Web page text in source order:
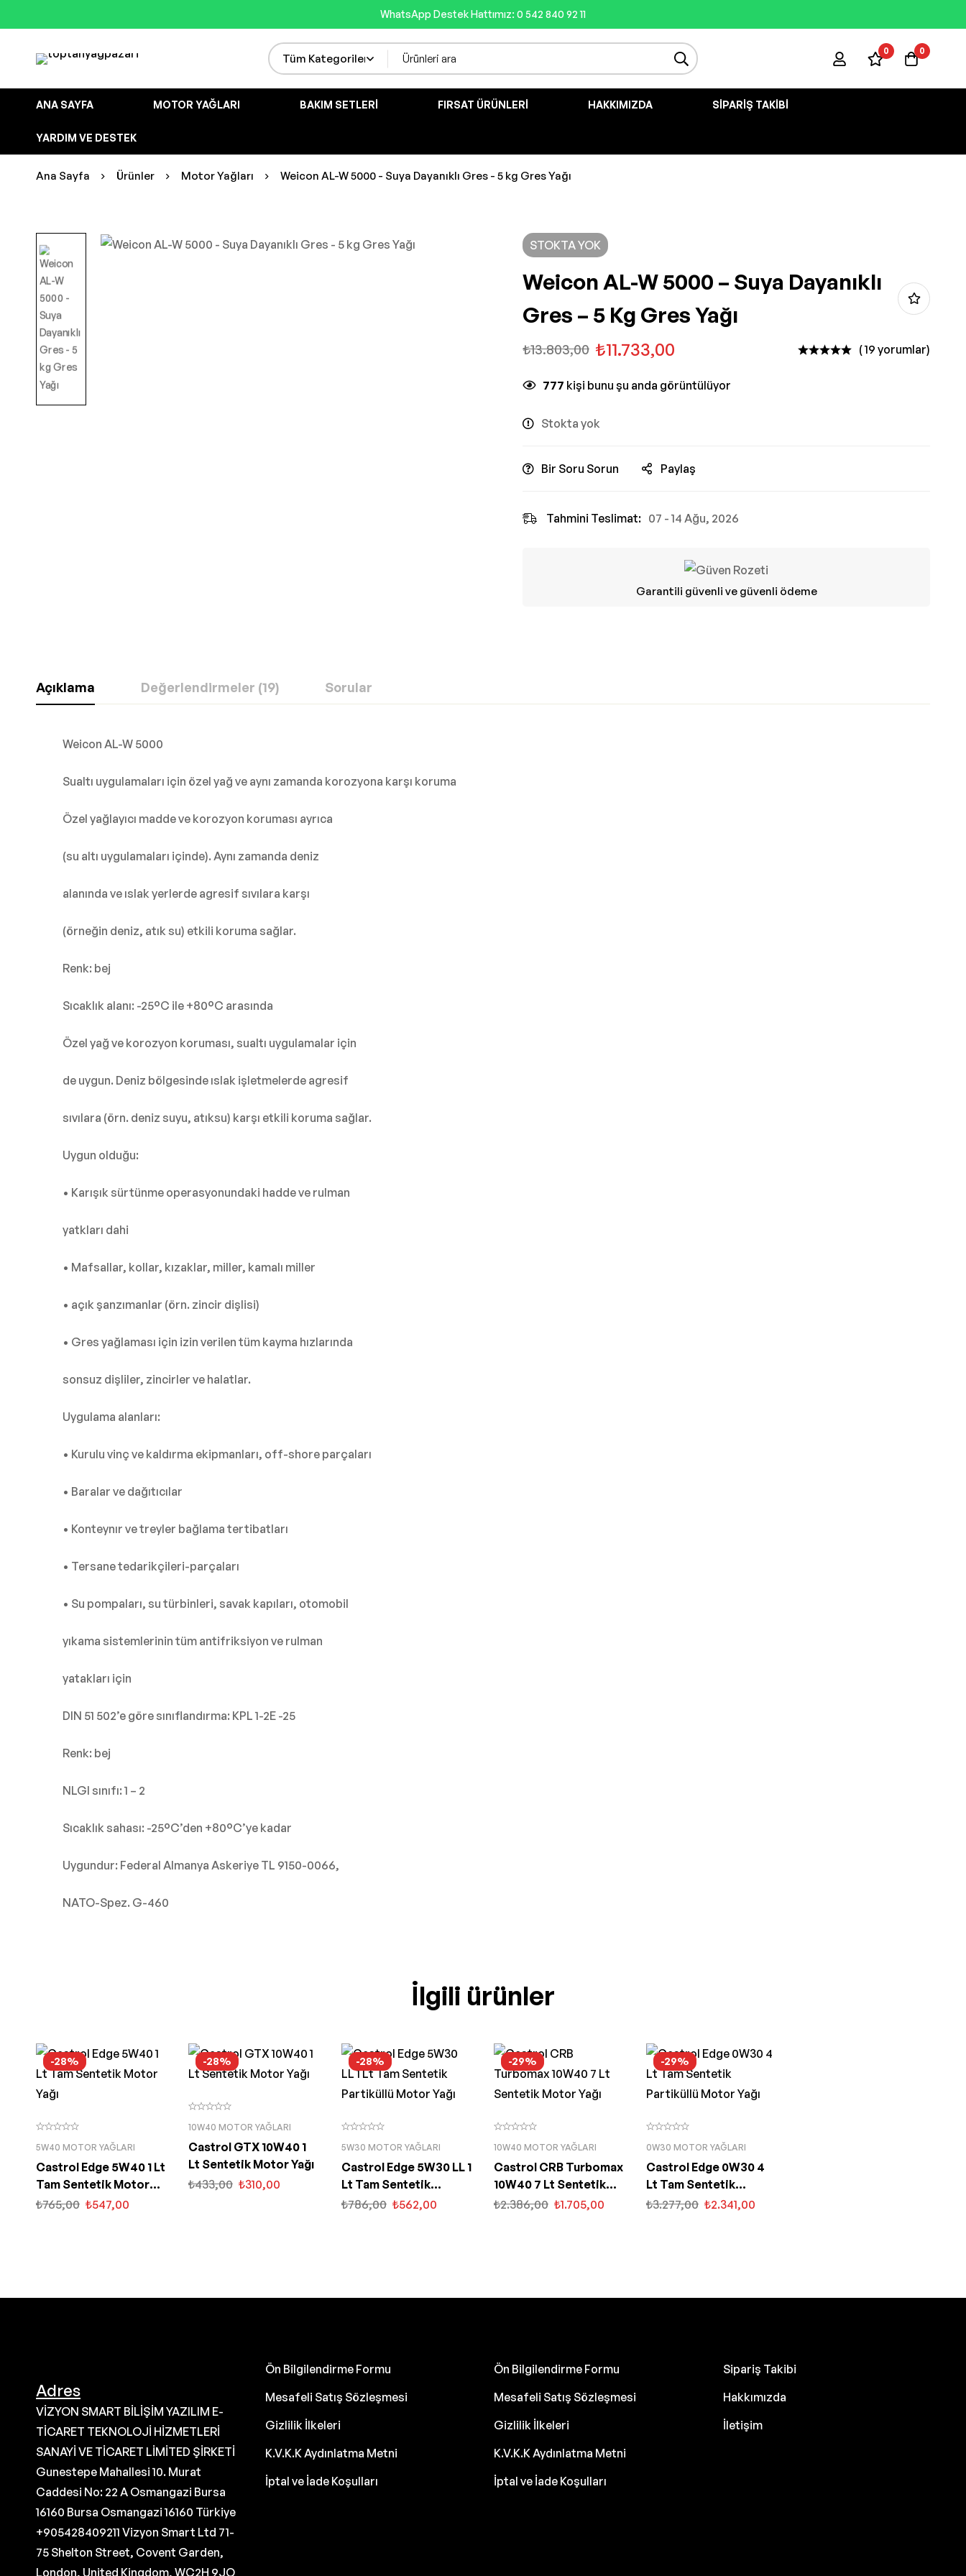
WhatsApp Destek Hattımız: 0 542 840 92 11
0 0
ANA SAYFA MOTOR YAĞLARI BAKIM SETLERI FIRSAT ÜRÜNLERI HAKKIMIZDA SIPARIŞ TAKIBI
YARDIM VE DESTEK
Ana Sayfa Ürünler Motor Yağları Weicon AL-W 5000 - Suya Dayanıklı Gres - 5 kg Gres Yağı
STOKTA YOK
Weicon AL-W 5000 – Suya Dayanıklı
Gres – 5 Kg Gres Yağı
₺13.803,00 ₺11.733,00 ( 19 yorumlar)
777 kişi bunu şu anda görüntülüyor
Stokta yok
Bir Soru Sorun Paylaş
Tahmini Teslimat: 07 - 14 Ağu, 2026
Garantili güvenli ve güvenli ödeme
Açıklama Değerlendirmeler (19) Sorular
Weicon AL-W 5000
Sualtı uygulamaları için özel yağ ve aynı zamanda korozyona karşı koruma
Özel yağlayıcı madde ve korozyon koruması ayrıca
(su altı uygulamaları içinde). Aynı zamanda deniz
alanında ve ıslak yerlerde agresif sıvılara karşı
(örneğin deniz, atık su) etkili koruma sağlar.
Renk: bej
Sıcaklık alanı: -25°C ile +80°C arasında
Özel yağ ve korozyon koruması, sualtı uygulamalar için
de uygun. Deniz bölgesinde ıslak işletmelerde agresif
sıvılara (örn. deniz suyu, atıksu) karşı etkili koruma sağlar.
Uygun olduğu:
• Karışık sürtünme operasyonundaki hadde ve rulman
yatkları dahi
• Mafsallar, kollar, kızaklar, miller, kamalı miller
• açık şanzımanlar (örn. zincir dişlisi)
• Gres yağlaması için izin verilen tüm kayma hızlarında
sonsuz dişliler, zincirler ve halatlar.
Uygulama alanları:
• Kurulu vinç ve kaldırma ekipmanları, off-shore parçaları
• Baralar ve dağıtıcılar
• Konteynır ve treyler bağlama tertibatları
• Tersane tedarikçileri-parçaları
• Su pompaları, su türbinleri, savak kapıları, otomobil
yıkama sistemlerinin tüm antifriksiyon ve rulman
yatakları için
DIN 51 502’e göre sınıflandırma: KPL 1-2E -25
Renk: bej
NLGI sınıfı: 1 – 2
Sıcaklık sahası: -25°C’den +80°C’ye kadar
Uygundur: Federal Almanya Askeriye TL 9150-0066,
NATO-Spez. G-460
İlgili ürünler
-28%
5W40 MOTOR YAĞLARI
Castrol Edge 5W40 1 Lt
Tam Sentetik Motor
Yağı
₺765,00 ₺547,00
-28%
10W40 MOTOR YAĞLARI
Castrol GTX 10W40 1
Lt Sentetik Motor Yağı
₺433,00 ₺310,00
-28%
5W30 MOTOR YAĞLARI
Castrol Edge 5W30 LL 1
Lt Tam Sentetik
Partiküllü Motor Yağı
₺786,00 ₺562,00
-29%
10W40 MOTOR YAĞLARI
Castrol CRB Turbomax
10W40 7 Lt Sentetik
Motor Yağı
₺2.386,00 ₺1.705,00
-29%
0W30 MOTOR YAĞLARI
Castrol Edge 0W30 4
Lt Tam Sentetik
Partiküllü Motor Yağı
₺3.277,00 ₺2.341,00
Adres
VİZYON SMART BİLİŞİM YAZILIM E-
TİCARET TEKNOLOJİ HİZMETLERİ
SANAYİ VE TİCARET LİMİTED ŞİRKETİ
Gunestepe Mahallesi 10. Murat
Caddesi No: 22 A Osmangazi Bursa
16160 Bursa Osmangazi 16160 Türkiye
+905428409211 Vizyon Smart Ltd 71-
75 Shelton Street, Covent Garden,
London, United Kingdom, WC2H 9JQ
Ön Bilgilendirme Formu
Mesafeli Satış Sözleşmesi
Gizlilik İlkeleri
K.V.K.K Aydınlatma Metni
İptal ve İade Koşulları
Ön Bilgilendirme Formu
Mesafeli Satış Sözleşmesi
Gizlilik İlkeleri
K.V.K.K Aydınlatma Metni
İptal ve İade Koşulları
Sipariş Takibi
Hakkımızda
İletişim